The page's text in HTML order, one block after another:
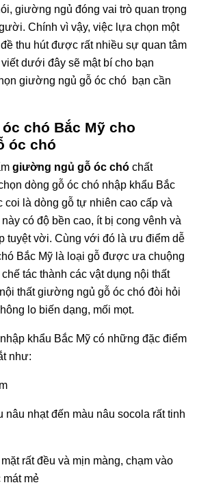
giường ngủ đóng vai trò quan trọng
Chính vì vậy, việc lựa chọn một
thu hút được rất nhiều sự quan tâm
dưới đây sẽ mật bí cho bạn
giường ngủ gỗ óc chó bạn cần
chó Bắc Mỹ cho
óc chó
giường ngủ gỗ óc chó chất
dòng gỗ óc chó nhập khẩu Bắc
coi là dòng gỗ tự nhiên cao cấp và
có độ bền cao, ít bị cong vênh và
tuyệt vời. Cùng với đó là ưu điểm dễ
Bắc Mỹ là loại gỗ được ưa chuộng
tác thành các vật dụng nội thất
thất giường ngủ gỗ óc chó đòi hỏi
lo biến dạng, mối mọt.
khẩu Bắc Mỹ có những đặc điểm
như:
nâu nhạt đến màu nâu socola rất tinh
rất đều và mịn màng, chạm vào
mát mẻ